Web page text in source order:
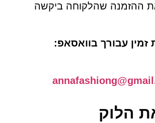
שהלקוחה ביקשה
עבורך בוואסאפ: